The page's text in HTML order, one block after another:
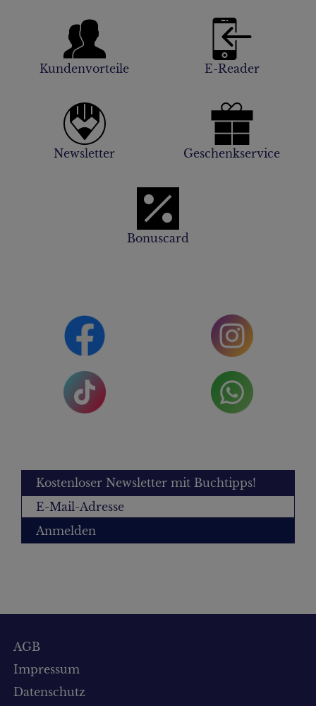
Kundenvorteile E-Reader
Newsletter Geschenkservice
Bonuscard
Kostenloser Newsletter mit Buchtipps!
Anmelden
AGB
Impressum
Datenschutz